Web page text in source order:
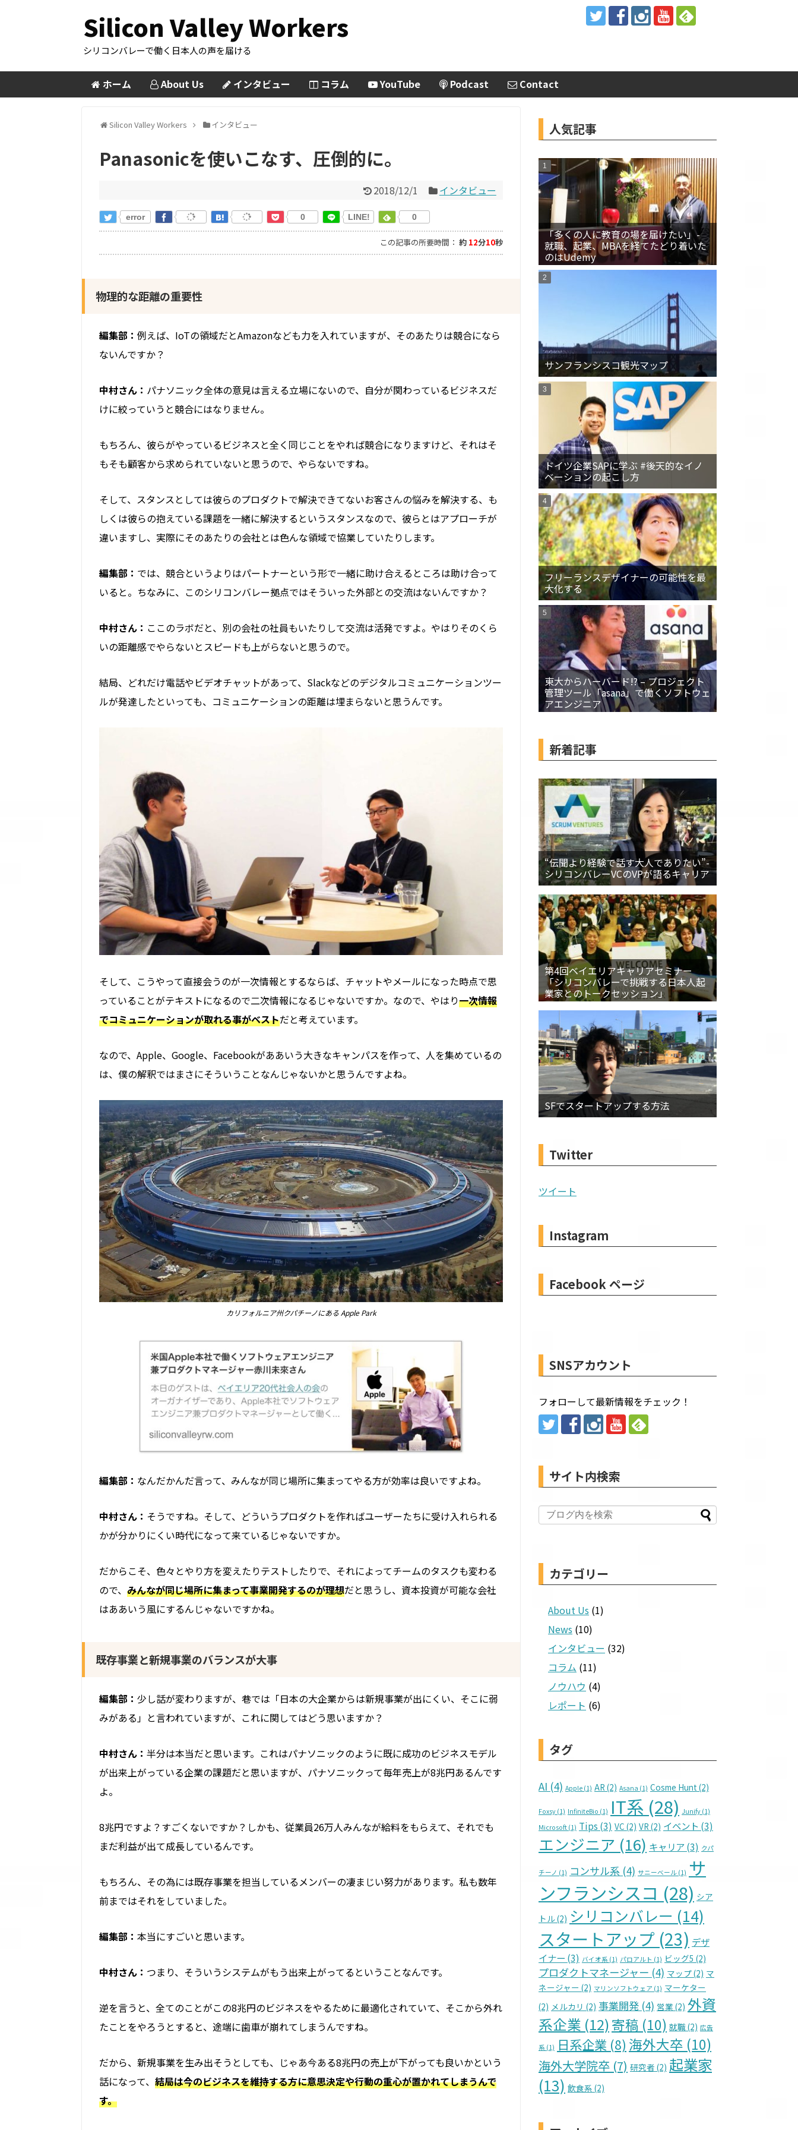
Silicon Valley Workers
シリコンバレーで働く日本人の声を届ける
ホーム About Us インタビュー コラム YouTube Podcast Contact
Silicon Valley Workers インタビュー
Panasonicを使いこなす、圧倒的に。
2018/12/1 インタビュー
error 0 LINE! 0
この記事の所要時間： 約 12分10秒
物理的な距離の重要性
編集部： 例えば、IoTの領域だとAmazonなども力を入れていますが、そのあたりは競合になら
ないんですか？
中村さん： パナソニック全体の意見は言える立場にないので、自分が関わっているビジネスだ
けに絞っていうと競合にはなりません。
もちろん、彼らがやっているビジネスと全く同じことをやれば競合になりますけど、それはそ
もそも顧客から求められていないと思うので、やらないですね。
そして、スタンスとしては彼らのプロダクトで解決できてないお客さんの悩みを解決する、も
しくは彼らの抱えている課題を一緒に解決するというスタンスなので、彼らとはアプローチが
違いますし、実際にそのあたりの会社とは色んな領域で協業していたりします。
編集部： では、競合というよりはパートナーという形で一緒に助け合えるところは助け合って
いると。ちなみに、このシリコンバレー拠点ではそういった外部との交流はないんですか？
中村さん： ここのラボだと、 別の会社の社員もいたりして交流は活発ですよ。やはりそのくら
いの距離感でやらないとスピードも上がらないと思うので。
結局、どれだけ電話やビデオチャットがあって、Slackなどのデジタルコミュニケーションツー
ルが発達したといっても、コミュニケーションの距離は埋まらないと思うんです。
そして、こうやって直接会うのが一次情報とするならば、チャットやメールになった時点で思
っていることがテキストになるので二次情報になるじゃないですか。なので、やはり一次情報
でコミュニケーションが取れる事がベストだと考えています。
なので、Apple、Google、Facebookがああいう大きなキャンパスを作って、人を集めているの
は、僕の解釈ではまさにそういうことなんじゃないかと思うんですよね。
カリフォルニア州クパチーノにある Apple Park
編集部： なんだかんだ言って、みんなが同じ場所に集まってやる方が効率は良いですよね。
中村さん： そうですね。そして、どういうプロダクトを作ればユーザーたちに受け入れられる
かが分かりにくい時代になって来ているじゃないですか。
だからこそ、色々とやり方を変えたりテストしたりで、それによってチームのタスクも変わる
ので、 みんなが同じ場所に集まって事業開発するのが理想だと思うし、 資本投資が可能な会社
はああいう風にするんじゃないですかね。
既存事業と新規事業のバランスが大事
編集部： 少し話が変わりますが、巷では「日本の大企業からは新規事業が出にくい、そこに弱
みがある」と言われていますが、これに関してはどう思いますか？
中村さん： 半分は本当だと思います。 これはパナソニックのように既に成功のビジネスモデル
が出来上がっている企業の課題だと思いますが、パナソニックって毎年売上が8兆円あるんです
よ。
8兆円ですよ？すごくないですか？しかも、従業員26万人みんなが給料をもらえて、それでも
まだ利益が出て成長しているんです。
もちろん、その為には既存事業を担当しているメンバーの凄まじい努力があります。私も数年
前まではそれをしていました。
編集部： 本当にすごいと思います。
中村さん： つまり、そういうシステムがもう出来上がってるということなんです。
逆を言うと、全てのことがこの8兆円のビジネスをやるために最適化されていて、そこから外れ
たことをやろうとすると、途端に歯車が崩れてしまうんですね。
だから、新規事業を生み出そうとしても、じゃあ今ある8兆円の売上が下がっても良いかという
話になって、 結局は今のビジネスを維持する方に意思決定や行動の重心が置かれてしまうんで
す。
人気記事
「多くの人に教育の場を届けたい」-
就職、起業、MBAを経てたどり着いた
のはUdemy
サンフランシスコ観光マップ
ドイツ企業SAPに学ぶ #後天的なイノ
ベーションの起こし方
フリーランスデザイナーの可能性を最
大化する
東大からハーバード!? – プロジェクト
管理ツール「asana」で働くソフトウェ
アエンジニア
新着記事
“伝聞より経験で話す大人でありたい”-
シリコンバレーVCのVPが語るキャリア
第4回ベイエリアキャリアセミナー
「シリコンバレーで挑戦する日本人起
業家とのトークセッション」
SFでスタートアップする方法
Twitter
ツイート
Instagram
Facebook ページ
SNSアカウント
フォローして最新情報をチェック！
サイト内検索
カテゴリー
About Us (1)
News (10)
インタビュー (32)
コラム (11)
ノウハウ (4)
レポート (6)
タグ
AI (4) Apple (1) AR (2) Asana (1) Cosme Hunt (2)
Foxsy (1) InfiniteBio (1) IT系 (28) Junify (1)
Microsoft (1) Tips (3) VC (2) VR (2) イベント (3)
エンジニア (16) キャリア(3) クパ
チーノ (1) コンサル系 (4) サニーベール (1) サ
ンフランシスコ (28) シア
トル(2) シリコンバレー (14)
スタートアップ (23) デザ
イナー (3) バイオ系 (1) パロアルト (1) ビッグ5 (2)
プロダクトマネージャー (4) マップ(2) マ
ネージャー (2) マリンソフトウェア (1) マーケター
(2) メルカリ (2) 事業開発 (4) 営業(2) 外資
系企業 (12)寄稿 (10) 就職(2) 広告
系 (1) 日系企業 (8) 海外大卒 (10)
海外大学院卒 (7) 研究者 (2) 起業家
(13) 飲食系 (2)